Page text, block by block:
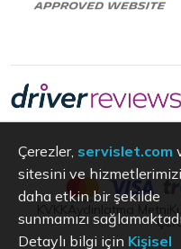
Aydınlatma Metni
Çerezler, servislet.com
sitesini ve hizmetlerimizi
daha etkin bir şekilde
sunmamızı
Detaylı bilgi için Kişisel